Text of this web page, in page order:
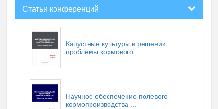
Статьи конференций
Капустные культуры в решении
проблемы кормового...
Научное обеспечение полевого
кормопроизводства ...